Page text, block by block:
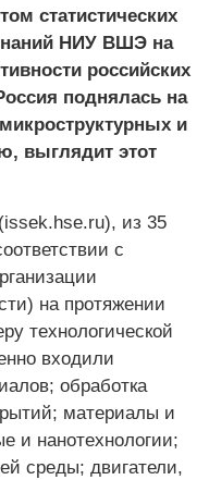
статистических
НИУ ВШЭ на
российских
поднялась на
и
выглядит этот
из 35
с
на протяжении
технологической
входили
обработка
материалы и
и нанотехнологии;
среды; двигатели,